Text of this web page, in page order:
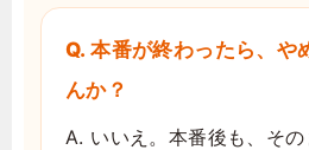
Q. 本番が終わったら、や
んか？
A. いいえ。本番後も、そ